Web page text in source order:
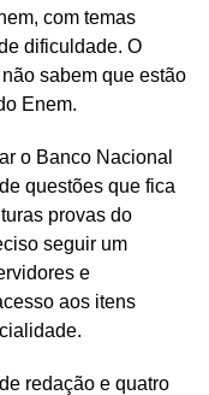
com temas
dificuldade. O
sabem que estão
Enem.
o Banco Nacional
questões que fica
provas do
seguir um
e
aos itens
redação e quatro